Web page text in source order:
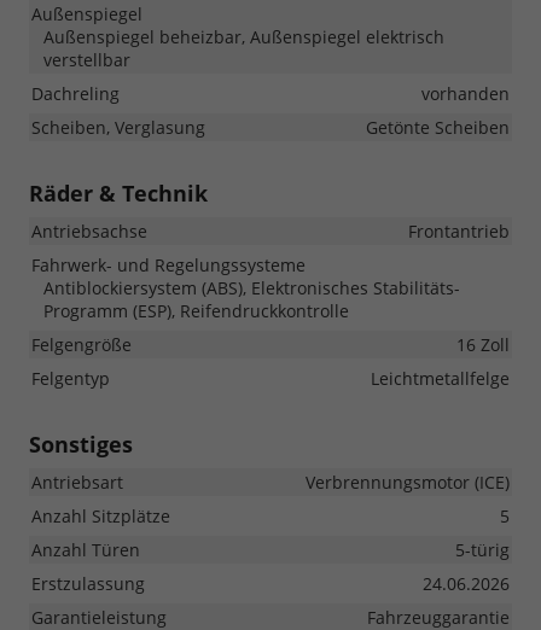
Außenspiegel
Außenspiegel beheizbar, Außenspiegel elektrisch
verstellbar
Dachreling
vorhanden
Scheiben, Verglasung
Getönte Scheiben
Räder & Technik
Antriebsachse
Frontantrieb
Fahrwerk- und Regelungssysteme
Antiblockiersystem (ABS), Elektronisches Stabilitäts-
Programm (ESP), Reifendruckkontrolle
Felgengröße
16 Zoll
Felgentyp
Leichtmetallfelge
Sonstiges
Antriebsart
Verbrennungsmotor (ICE)
Anzahl Sitzplätze
5
Anzahl Türen
5-türig
Erstzulassung
24.06.2026
Garantieleistung
Fahrzeuggarantie